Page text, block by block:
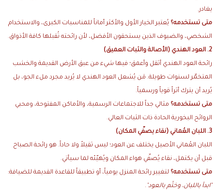
يغادر.
متى تستخدمه؟ يُعتبر الخيار الأول والأكثر أماناً للمناسبات الكبرى، والاستخدام
الشخصي، والضيوف الذين يستحقون الأفضل، لأن رائحته تُقبلها كافة الأذواق.
2. العود الهندي (الأصالة والثبات العميق)
رائحة العود الهندي أثقل وأعمق؛ فيها شيء من عبق الأرض القديمة والخشب
المتخمّر لسنوات طويلة. مَن يُشعل العود الهندي لا يُريد مجرد ملء الجو، بل
يُريد أن يترك أثراً قوياً ورسمياً.
متى تستخدمه؟ مثالي جداً للاجتماعات الرسمية، والأماكن المفتوحة، ومحبي
الروائح البخورية الحادة ذات الثبات العالي.
3. اللبان العُماني (نقاء يصفّي المكان)
اللبان العُماني الأصيل يختلف عن العود؛ ليس ثقيلاً ولا حاداً. هو رائحة الصباح
قبل أن يكتمل، نقاء يُصفّي هواء المكان ويُهيّئه لما سيأتي.
متى تستخدمه؟ لتغيير رائحة المنزل يومياً، أو تطبيقاً للقاعدة القديمة للضيافة:
"ابدأ باللبان، وختّم بالعود" .